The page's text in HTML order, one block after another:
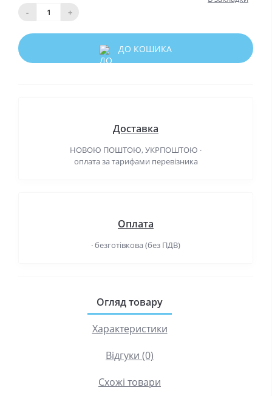
-
+
ДО КОШИКА
Доставка
НОВОЮ ПОШТОЮ, УКРПОШТОЮ ·
оплата за тарифами перевізника
Оплата
· безготівкова (без ПДВ)
Огляд товару
Характеристики
Відгуки (0)
Схожі товари